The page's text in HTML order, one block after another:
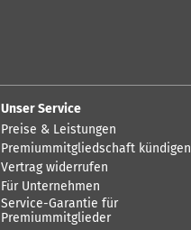
Unser Service
Preise & Leistungen
Premiummitgliedschaft kündigen
Vertrag widerrufen
Für Unternehmen
Service-Garantie für
Premiummitglieder